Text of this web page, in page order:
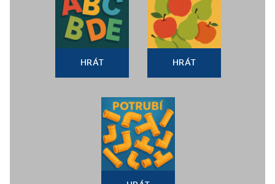
HRÁT HRÁT